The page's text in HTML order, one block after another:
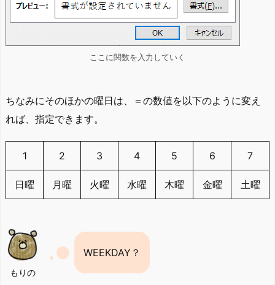
ここに関数を入力していく
ちなみにそのほかの曜日は、＝の数値を以下のように変え
れば、指定できます。
1 2 3 4 5 6 7
日曜 月曜 火曜 水曜 木曜 金曜 土曜
もりの
WEEKDAY？